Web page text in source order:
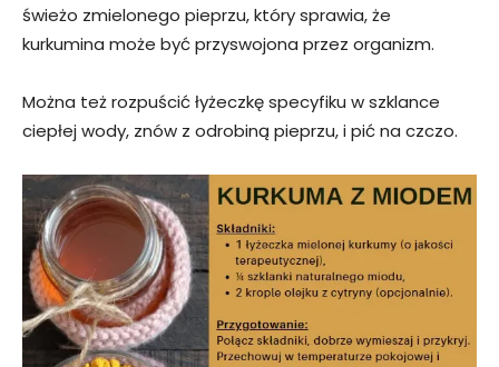
świeżo zmielonego pieprzu, który sprawia, że
kurkumina może być przyswojona przez organizm.
Można też rozpuścić łyżeczkę specyfiku w szklance
ciepłej wody, znów z odrobiną pieprzu, i pić na czczo.